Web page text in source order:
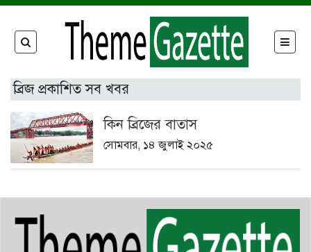
ব্রিজ প্রকাশিত সব খবর
কিন ব্রিজের বাতাস
সোমবার, ১৪ জুলাই ২০২৫